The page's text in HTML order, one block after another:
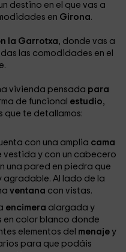
destino en el que vas a
en Girona.
la Garrotxa, donde vas a
las comodidades en el
vivienda pensada para
de funcional estudio,
que te detallamos:
con una amplia cama
vestida y con un cabecero
una pared en piedra que
agradable. Al lado de la
ventana con vistas.
encimera alargada y
en color blanco donde
elementos del menajey
para que podáis